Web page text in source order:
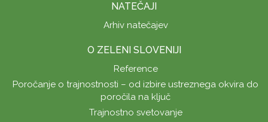
NATEČAJI
Arhiv natečajev
O ZELENI SLOVENIJI
Reference
Poročanje o trajnostnosti – od izbire ustreznega okvira do
poročila na ključ
Trajnostno svetovanje